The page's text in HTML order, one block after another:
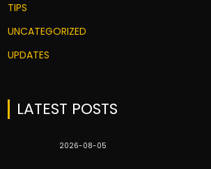
TIPS
UNCATEGORIZED
UPDATES
LATEST POSTS
2026-08-05